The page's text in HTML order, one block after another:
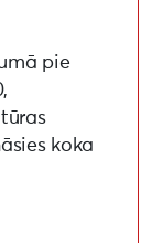
pie
koka